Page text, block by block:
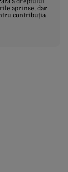
aprinse, dar
contribuția